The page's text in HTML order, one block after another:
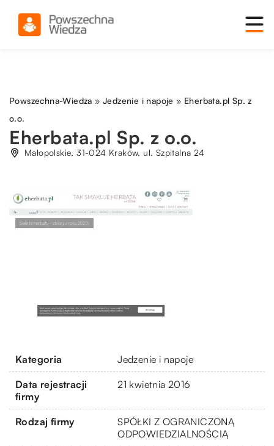
Powszechna-Wiedza »Jedzenie i napoje » Eherbata.pl Sp. z
o.o.
Eherbata.pl Sp. z o.o.
Małopolskie, 31-024 Kraków, ul. Szpitalna 24
Kategoria Jedzenie i napoje
Data rejestracji
firmy
21 kwietnia 2016
Rodzaj firmy
SPÓŁKI Z OGRANICZONĄ
ODPOWIEDZIALNOŚCIĄ